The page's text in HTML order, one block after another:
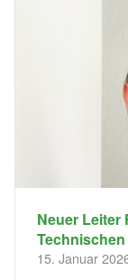
​Neuer Leiter
15. Januar